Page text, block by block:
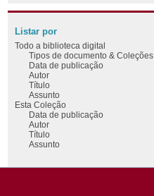
Listar por
Todo a biblioteca digital
Tipos de documento & Coleções
Data de publicação
Autor
Título
Assunto
Esta Coleção
Data de publicação
Autor
Título
Assunto